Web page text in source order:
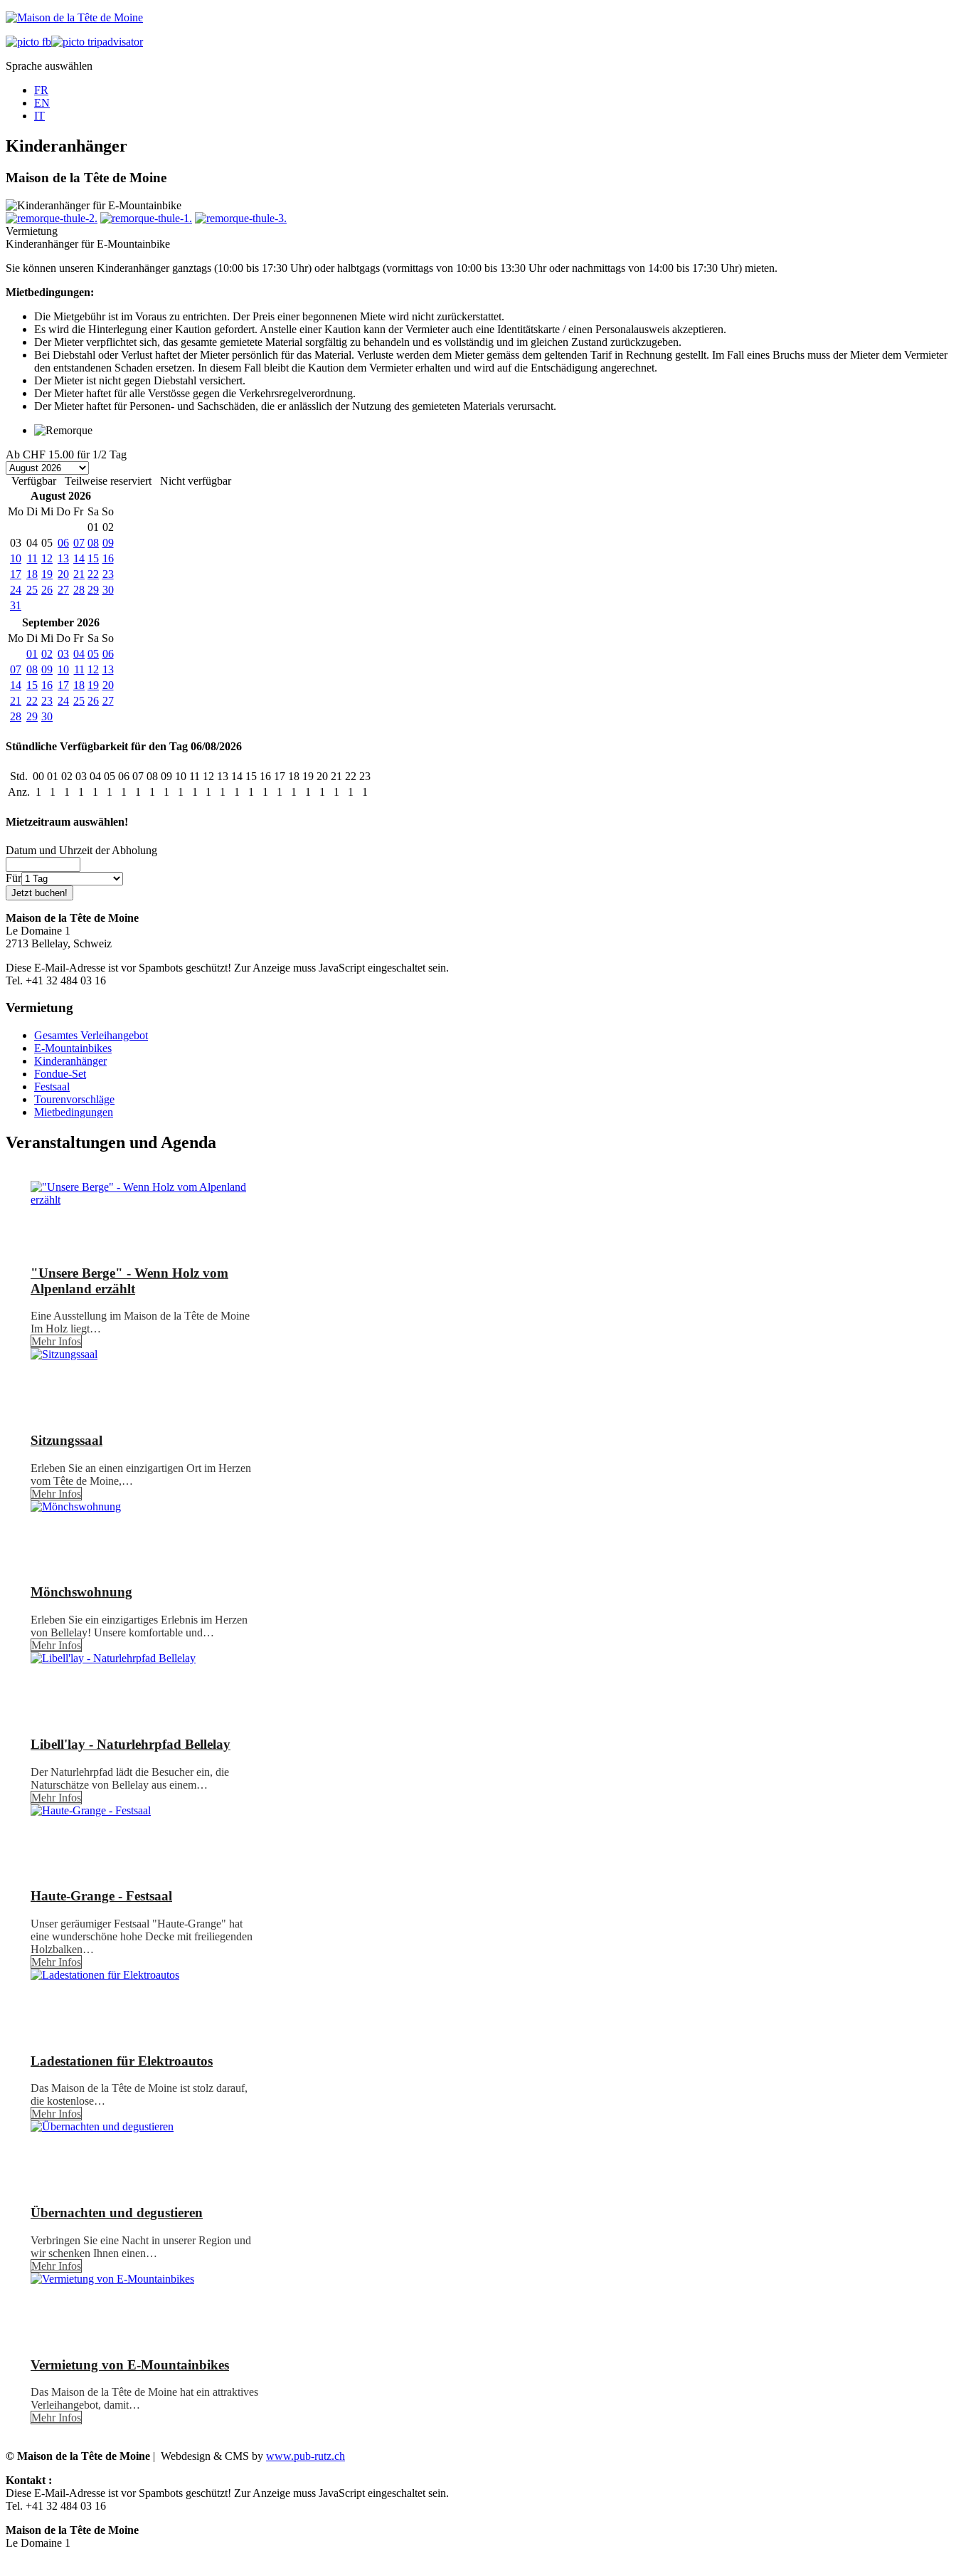
Sprache auswählen
FR
EN
IT
Kinderanhänger
Maison de la Tête de Moine
Vermietung
Kinderanhänger für E-Mountainbike
Sie können unseren Kinderanhänger ganztags (10:00 bis 17:30 Uhr) oder halbtgags (vormittags von 10:00 bis 13:30 Uhr oder nachmittags von 14:00 bis 17:30 Uhr) mieten.
Mietbedingungen:
Die Mietgebühr ist im Voraus zu entrichten. Der Preis einer begonnenen Miete wird nicht zurückerstattet.
Es wird die Hinterlegung einer Kaution gefordert. Anstelle einer Kaution kann der Vermieter auch eine Identitätskarte / einen Personalausweis akzeptieren.
Der Mieter verpflichtet sich, das gesamte gemietete Material sorgfältig zu behandeln und es vollständig und im gleichen Zustand zurückzugeben.
Bei Diebstahl oder Verlust haftet der Mieter persönlich für das Material. Verluste werden dem Mieter gemäss dem geltenden Tarif in Rechnung gestellt. Im Fall eines Bruchs muss der Mieter dem Vermieter
den entstandenen Schaden ersetzen. In diesem Fall bleibt die Kaution dem Vermieter erhalten und wird auf die Entschädigung angerechnet.
Der Mieter ist nicht gegen Diebstahl versichert.
Der Mieter haftet für alle Verstösse gegen die Verkehrsregelverordnung.
Der Mieter haftet für Personen- und Sachschäden, die er anlässlich der Nutzung des gemieteten Materials verursacht.
Ab CHF 15.00 für 1/2 Tag
Verfügbar Teilweise reserviert
Nicht verfügbar
August 2026
Mo Di Mi Do Fr Sa So
01 02
03 04 05 06 07 08 09
10 11 12 13 14 15 16
17 18 19 20 21 22 23
24 25 26 27 28 29 30
31
September 2026
Mo Di Mi Do Fr Sa So
01 02 03 04 05 06
07 08 09 10 11 12 13
14 15 16 17 18 19 20
21
22 23 24 25 26 27
28 29 30
Stündliche Verfügbarkeit für den Tag 06/08/2026
Std. 00 01 02 03 04 05 06 07 08 09 10 11 12 13 14 15 16 17 18 19 20 21 22 23
Anz. 1 1 1 1 1 1 1 1 1 1 1 1 1 1 1 1 1 1 1 1 1 1 1 1
Mietzeitraum auswählen!
Datum und Uhrzeit der Abholung
Für
Maison de la Tête de Moine
Le Domaine 1
2713 Bellelay, Schweiz
Diese E-Mail-Adresse ist vor Spambots geschützt! Zur Anzeige muss JavaScript eingeschaltet sein.
Tel. +41 32 484 03 16
Vermietung
Gesamtes Verleihangebot
E-Mountainbikes
Kinderanhänger
Fondue-Set
Festsaal
Tourenvorschläge
Mietbedingungen
Veranstaltungen und Agenda
"Unsere Berge" - Wenn Holz vom
Alpenland erzählt
Eine Ausstellung im Maison de la Tête de Moine
Im Holz liegt…
Mehr Infos
Sitzungssaal
Erleben Sie an einen einzigartigen Ort im Herzen
vom Tête de Moine,…
Mehr Infos
Mönchswohnung
Erleben Sie ein einzigartiges Erlebnis im Herzen
von Bellelay! Unsere komfortable und…
Mehr Infos
Libell'lay - Naturlehrpfad Bellelay
Der Naturlehrpfad lädt die Besucher ein, die
Naturschätze von Bellelay aus einem…
Mehr Infos
Haute-Grange - Festsaal
Unser geräumiger Festsaal "Haute-Grange" hat
eine wunderschöne hohe Decke mit freiliegenden
Holzbalken…
Mehr Infos
Ladestationen für Elektroautos
Das Maison de la Tête de Moine ist stolz darauf,
die kostenlose…
Mehr Infos
Übernachten und degustieren
Verbringen Sie eine Nacht in unserer Region und
wir schenken Ihnen einen…
Mehr Infos
Vermietung von E-Mountainbikes
Das Maison de la Tête de Moine hat ein attraktives
Verleihangebot, damit…
Mehr Infos
© Maison de la Tête de Moine | Webdesign & CMS by www.pub-rutz.ch
Kontakt :
Diese E-Mail-Adresse ist vor Spambots geschützt! Zur Anzeige muss JavaScript eingeschaltet sein.
Tel. +41 32 484 03 16
Maison de la Tête de Moine
Le Domaine 1